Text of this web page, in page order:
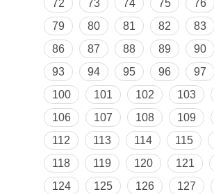
72
73 74 75 76
79
80 81 82 83
86
87 88 89 90
93
94 95 96 97
100
101 102 103
106
107 108 109
112
113 114 115
118
119 120 121
124
125 126 127